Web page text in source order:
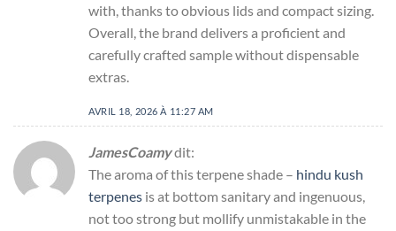
with, thanks to obvious lids and compact sizing.
Overall, the brand delivers a proficient and
carefully crafted sample without dispensable
extras.
AVRIL 18, 2026 À 11:27 AM
JamesCoamydit:
The aroma of this terpene shade – hindu kush
terpenes is at bottom sanitary and ingenuous,
not too strong but mollify unmistakable in the